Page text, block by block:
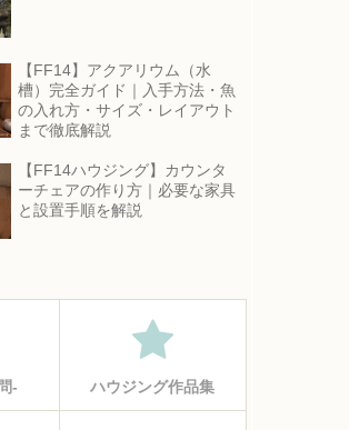
【FF14】アクアリウム（水
槽）完全ガイド｜入手方法・魚
の入れ方・サイズ・レイアウト
まで徹底解説
【FF14ハウジング】カウンタ
ーチェアの作り方｜必要な家具
と設置手順を解説
‐ ハウジング作品集